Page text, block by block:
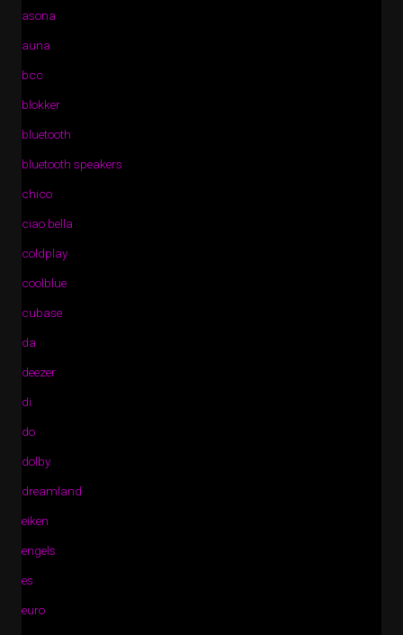
asona
auna
bcc
blokker
bluetooth
bluetooth speakers
chico
ciao bella
coldplay
coolblue
cubase
da
deezer
di
do
dolby
dreamland
eiken
engels
es
euro